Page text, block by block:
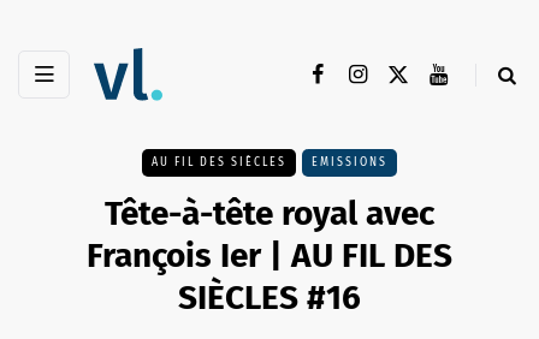
AU FIL DES SIÈCLES EMISSIONS
Tête-à-tête royal avec
François Ier | AU FIL DES
SIÈCLES #16